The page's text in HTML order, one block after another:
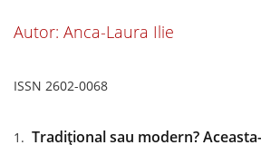
Autor: Anca-Laura Ilie
ISSN 2602-0068
Tradițional sau modern?